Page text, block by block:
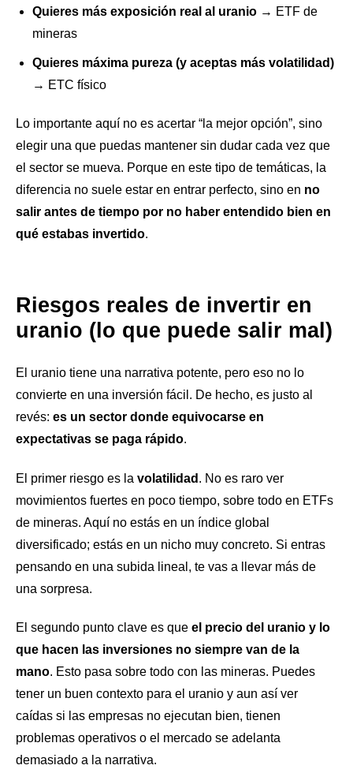
Quieres más exposición real al uranio→ ETF de
mineras
Quieres máxima pureza (y aceptas más volatilidad)
→ ETC físico
Lo importante aquí no es acertar “la mejor opción”, sino
elegir una que puedas mantener sin dudar cada vez que
el sector se mueva. Porque en este tipo de temáticas, la
diferencia no suele estar en entrar perfecto, sino en no
salir antes de tiempo por no haber entendido bien en
qué estabas invertido.
Riesgos reales de invertir en
uranio (lo que puede salir mal)
El uranio tiene una narrativa potente, pero eso no lo
convierte en una inversión fácil. De hecho, es justo al
revés: es un sector donde equivocarse en
expectativas se paga rápido.
El primer riesgo es la volatilidad . No es raro ver
movimientos fuertes en poco tiempo, sobre todo en ETFs
de mineras. Aquí no estás en un índice global
diversificado; estás en un nicho muy concreto. Si entras
pensando en una subida lineal, te vas a llevar más de
una sorpresa.
El segundo punto clave es que el precio del uranio y lo
que hacen las inversiones no siempre van de la
mano. Esto pasa sobre todo con las mineras. Puedes
tener un buen contexto para el uranio y aun así ver
caídas si las empresas no ejecutan bien, tienen
problemas operativos o el mercado se adelanta
demasiado a la narrativa.